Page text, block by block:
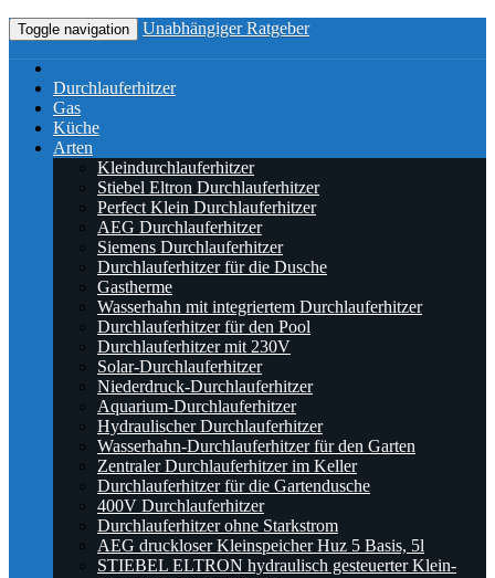
Toggle navigation Unabhängiger Ratgeber
Durchlauferhitzer
Gas
Küche
Arten
Kleindurchlauferhitzer
Stiebel Eltron Durchlauferhitzer
Perfect Klein Durchlauferhitzer
AEG Durchlauferhitzer
Siemens Durchlauferhitzer
Durchlauferhitzer für die Dusche
Gastherme
Wasserhahn mit integriertem Durchlauferhitzer
Durchlauferhitzer für den Pool
Durchlauferhitzer mit 230V
Solar-Durchlauferhitzer
Niederdruck-Durchlauferhitzer
Aquarium-Durchlauferhitzer
Hydraulischer Durchlauferhitzer
Wasserhahn-Durchlauferhitzer für den Garten
Zentraler Durchlauferhitzer im Keller
Durchlauferhitzer für die Gartendusche
400V Durchlauferhitzer
Durchlauferhitzer ohne Starkstrom
AEG druckloser Kleinspeicher Huz 5 Basis, 5l
STIEBEL ELTRON hydraulisch gesteuerter Klein-